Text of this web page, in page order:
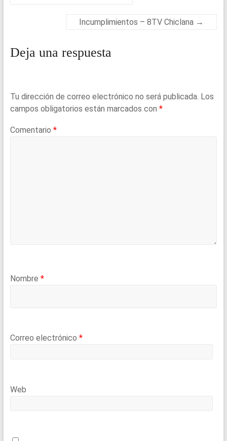
p
Incumplimientos – 8TV Chiclana →
Deja una respuesta
Tu dirección de correo electrónico no será publicada. Los
campos obligatorios están marcados con *
Comentario *
Nombre *
Correo electrónico *
Web